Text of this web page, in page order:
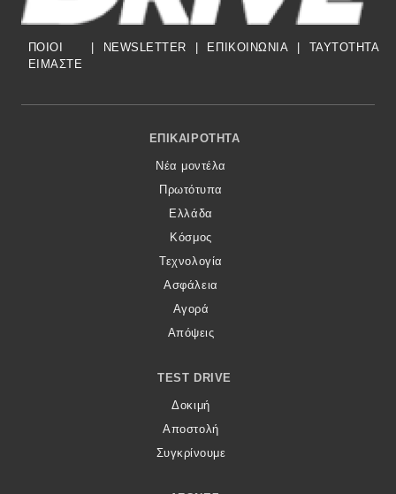
ΠΟΙΟΙ
ΕΙΜΑΣΤΕ
| NEWSLETTER | ΕΠΙΚΟΙΝΩΝΙΑ | TAYTOTHTA
Footer Menu
ΕΠΙΚΑΙΡΌΤΗΤΑ
Νέα μοντέλα
Πρωτότυπα
Ελλάδα
Κόσμος
Τεχνολογία
Ασφάλεια
Αγορά
Απόψεις
TEST DRIVE
Δοκιμή
Αποστολή
Συγκρίνουμε